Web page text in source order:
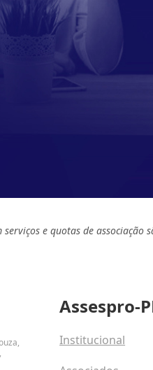
serviços e quotas de
Assespro-
Institucional